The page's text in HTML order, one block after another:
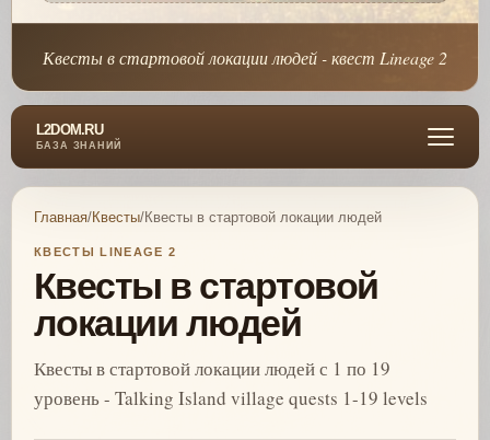
Квесты в стартовой локации людей - квест Lineage 2
L2DOM.RU
БАЗА ЗНАНИЙ
Главная/Квесты/Квесты в стартовой локации людей
КВЕСТЫ LINEAGE 2
Квесты в стартовой
локации людей
Квесты в стартовой локации людей с 1 по 19
уровень - Talking Island village quests 1-19 levels